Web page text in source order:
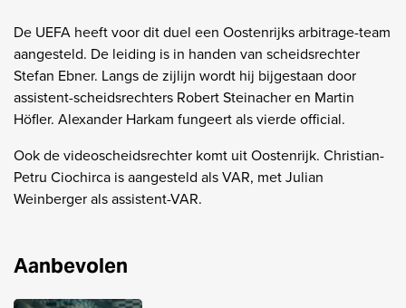
De UEFA heeft voor dit duel een Oostenrijks arbitrage-team
aangesteld. De leiding is in handen van scheidsrechter
Stefan Ebner. Langs de zijlijn wordt hij bijgestaan door
assistent-scheidsrechters Robert Steinacher en Martin
Höfler. Alexander Harkam fungeert als vierde official.
Ook de videoscheidsrechter komt uit Oostenrijk. Christian-
Petru Ciochirca is aangesteld als VAR, met Julian
Weinberger als assistent-VAR.
Aanbevolen